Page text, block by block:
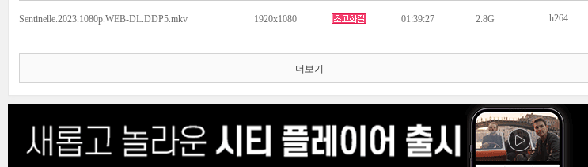
Sentinelle.2023.1080p.WEB-DL.DDP5.mkv 1920x1080 01:39:27 2.8G h264
더보기